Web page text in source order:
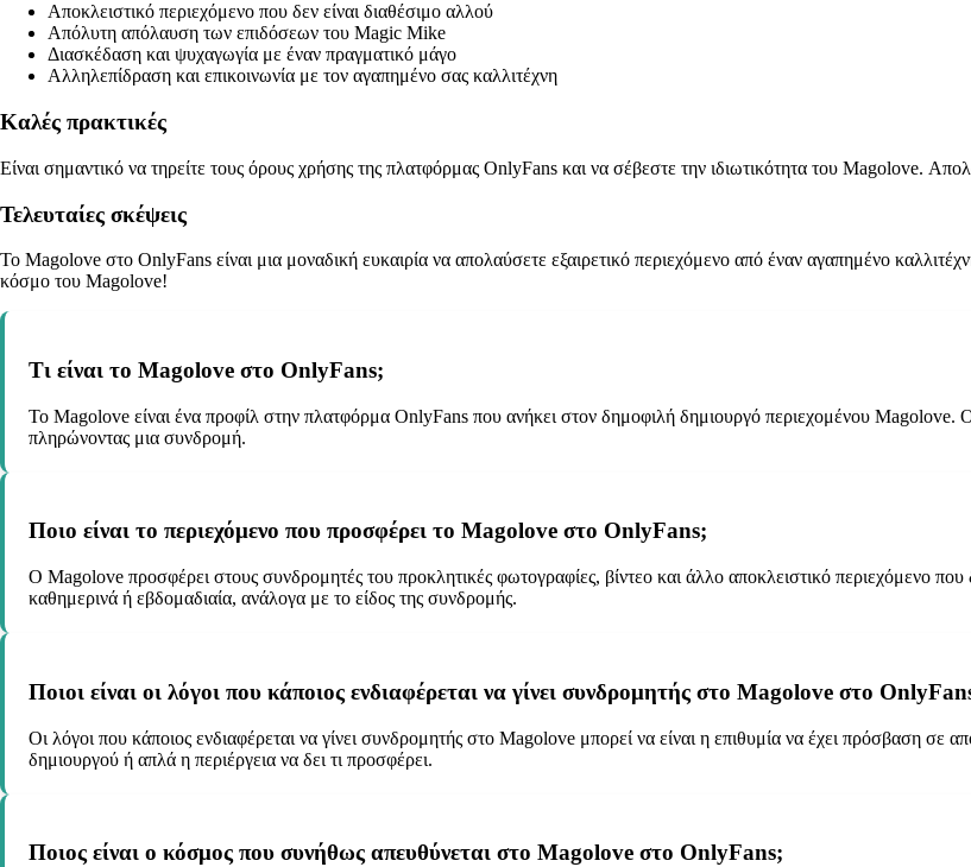
Αποκλειστικό περιεχόμενο που δεν είναι διαθέσιμο αλλού
Απόλυτη απόλαυση των επιδόσεων του Magic Mike
Διασκέδαση και ψυχαγωγία με έναν πραγματικό μάγο
Αλληλεπίδραση και επικοινωνία με τον αγαπημένο σας καλλιτέχνη
Καλές πρακτικές
Είναι σημαντικό να τηρείτε τους όρους χρήσης της πλατφόρμας OnlyFans και να σέβεστε την ιδιωτικότητα του Magolove.
Τελευταίες σκέψεις
Το Magolove στο OnlyFans είναι μια μοναδική ευκαιρία να απολαύσετε εξαιρετικό περιεχόμενο από έναν αγαπημένο
κόσμο του Magolove!
Τι είναι το Magolove στο OnlyFans;
Το Magolove είναι ένα προφίλ στην πλατφόρμα OnlyFans που ανήκει στον δημοφιλή δημιουργό περιεχομένου Magolove.
πληρώνοντας μια συνδρομή.
Ποιο είναι το περιεχόμενο που προσφέρει το Magolove στο OnlyFans;
Ο Magolove προσφέρει στους συνδρομητές του προκλητικές φωτογραφίες, βίντεο και άλλο αποκλειστικό περιεχόμενο
καθημερινά ή εβδομαδιαία, ανάλογα με το είδος της συνδρομής.
Ποιοι είναι οι λόγοι που κάποιος ενδιαφέρεται να γίνει συνδρομητής στο Magolove στο
Οι λόγοι που κάποιος ενδιαφέρεται να γίνει συνδρομητής στο Magolove μπορεί να είναι η επιθυμία να έχει πρόσβαση σε
δημιουργού ή απλά η περιέργεια να δει τι προσφέρει.
Ποιος είναι ο κόσμος που συνήθως απευθύνεται στο Magolove στο OnlyFans;